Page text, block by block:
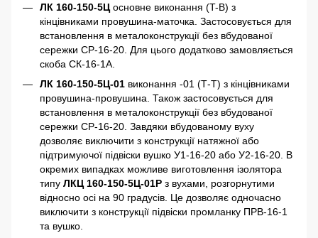
ЛК 160-150-5Ц основне виконання (T-B) з
кінцівниками провушина-маточка. Застосовується для
встановлення в металоконструкції без вбудованої
сережки СР-16-20. Для цього додатково замовляється
скоба СК-16-1А.
ЛК 160-150-5Ц-01 виконання -01 (Т-Т) з кінцівниками
провушина-провушина. Також застосовується для
встановлення в металоконструкції без вбудованої
сережки СР-16-20. Завдяки вбудованому вуху
дозволяє виключити з конструкції натяжної або
підтримуючої підвіски вушко У1-16-20 або У2-16-20. В
окремих випадках можливе виготовлення ізолятора
типу ЛКЦ 160-150-5Ц-01Р з вухами, розгорнутими
відносно осі на 90 градусів. Це дозволяє одночасно
виключити з конструкції підвіски промланку ПРВ-16-1
та вушко.